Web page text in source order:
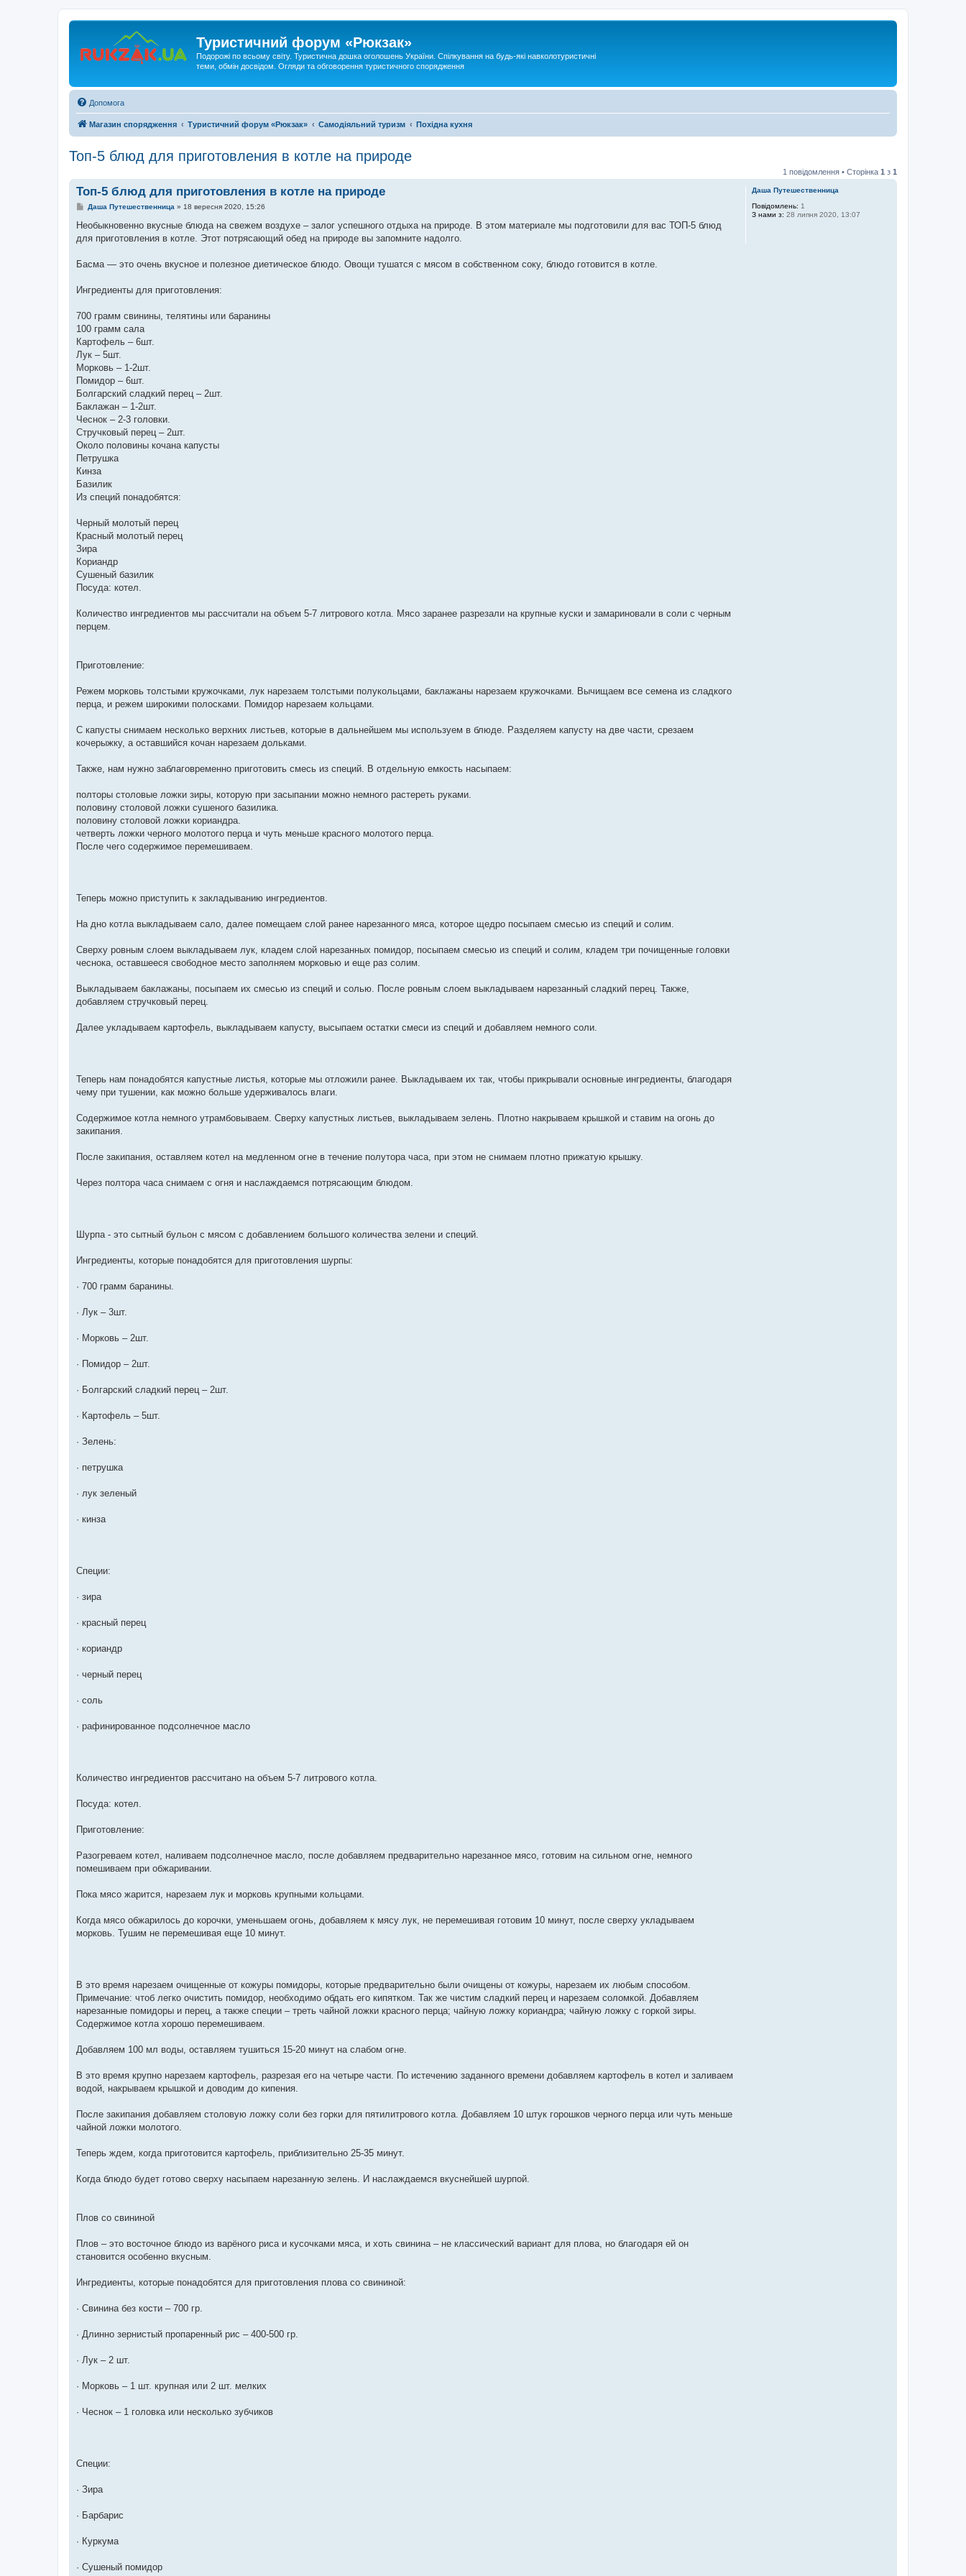
Туристичний форум «Рюкзак»
Подорожі по всьому світу. Туристична дошка оголошень України. Спілкування на будь-які навколотуристичні
теми, обмін досвідом. Огляди та обговорення туристичного спорядження
Допомога
Магазин спорядження Туристичний форум «Рюкзак» Самодіяльний туризм Похідна кухня
Топ-5 блюд для приготовления в котле на природе
1 повідомлення • Сторінка 1 з 1
Даша Путешественница
Повідомлень: 1
З нами з: 28 липня 2020, 13:07
Топ-5 блюд для приготовления в котле на природе
П
в
д
л
н
Даша Путешественница » 18 вересня 2020, 15:26
Необыкновенно вкусные блюда на свежем воздухе – залог успешного отдыха на природе. В этом материале мы подготовили для вас ТОП-5 блюд
для приготовления в котле. Этот потрясающий обед на природе вы запомните надолго.
Басма — это очень вкусное и полезное диетическое блюдо. Овощи тушатся с мясом в собственном соку, блюдо готовится в котле.
Ингредиенты для приготовления:
700 грамм свинины, телятины или баранины
100 грамм сала
Картофель – 6шт.
Лук – 5шт.
Морковь – 1-2шт.
Помидор – 6шт.
Болгарский сладкий перец – 2шт.
Баклажан – 1-2шт.
Чеснок – 2-3 головки.
Стручковый перец – 2шт.
Около половины кочана капусты
Петрушка
Кинза
Базилик
Из специй понадобятся:
Черный молотый перец
Красный молотый перец
Зира
Кориандр
Сушеный базилик
Посуда: котел.
Количество ингредиентов мы рассчитали на объем 5-7 литрового котла. Мясо заранее разрезали на крупные куски и замариновали в соли с черным
перцем.
Приготовление:
Режем морковь толстыми кружочками, лук нарезаем толстыми полукольцами, баклажаны нарезаем кружочками. Вычищаем все семена из сладкого
перца, и режем широкими полосками. Помидор нарезаем кольцами.
С капусты снимаем несколько верхних листьев, которые в дальнейшем мы используем в блюде. Разделяем капусту на две части, срезаем
кочерыжку, а оставшийся кочан нарезаем дольками.
Также, нам нужно заблаговременно приготовить смесь из специй. В отдельную емкость насыпаем:
полторы столовые ложки зиры, которую при засыпании можно немного растереть руками.
половину столовой ложки сушеного базилика.
половину столовой ложки кориандра.
четверть ложки черного молотого перца и чуть меньше красного молотого перца.
После чего содержимое перемешиваем.
Теперь можно приступить к закладыванию ингредиентов.
На дно котла выкладываем сало, далее помещаем слой ранее нарезанного мяса, которое щедро посыпаем смесью из специй и солим.
Сверху ровным слоем выкладываем лук, кладем слой нарезанных помидор, посыпаем смесью из специй и солим, кладем три почищенные головки
чеснока, оставшееся свободное место заполняем морковью и еще раз солим.
Выкладываем баклажаны, посыпаем их смесью из специй и солью. После ровным слоем выкладываем нарезанный сладкий перец. Также,
добавляем стручковый перец.
Далее укладываем картофель, выкладываем капусту, высыпаем остатки смеси из специй и добавляем немного соли.
Теперь нам понадобятся капустные листья, которые мы отложили ранее. Выкладываем их так, чтобы прикрывали основные ингредиенты, благодаря
чему при тушении, как можно больше удерживалось влаги.
Содержимое котла немного утрамбовываем. Сверху капустных листьев, выкладываем зелень. Плотно накрываем крышкой и ставим на огонь до
закипания.
После закипания, оставляем котел на медленном огне в течение полутора часа, при этом не снимаем плотно прижатую крышку.
Через полтора часа снимаем с огня и наслаждаемся потрясающим блюдом.
Шурпа - это сытный бульон с мясом с добавлением большого количества зелени и специй.
Ингредиенты, которые понадобятся для приготовления шурпы:
· 700 грамм баранины.
· Лук – 3шт.
· Морковь – 2шт.
· Помидор – 2шт.
· Болгарский сладкий перец – 2шт.
· Картофель – 5шт.
· Зелень:
· петрушка
· лук зеленый
· кинза
Специи:
· зира
· красный перец
· кориандр
· черный перец
· соль
· рафинированное подсолнечное масло
Количество ингредиентов рассчитано на объем 5-7 литрового котла.
Посуда: котел.
Приготовление:
Разогреваем котел, наливаем подсолнечное масло, после добавляем предварительно нарезанное мясо, готовим на сильном огне, немного
помешиваем при обжаривании.
Пока мясо жарится, нарезаем лук и морковь крупными кольцами.
Когда мясо обжарилось до корочки, уменьшаем огонь, добавляем к мясу лук, не перемешивая готовим 10 минут, после сверху укладываем
морковь. Тушим не перемешивая еще 10 минут.
В это время нарезаем очищенные от кожуры помидоры, которые предварительно были очищены от кожуры, нарезаем их любым способом.
Примечание: чтоб легко очистить помидор, необходимо обдать его кипятком. Так же чистим сладкий перец и нарезаем соломкой. Добавляем
нарезанные помидоры и перец, а также специи – треть чайной ложки красного перца; чайную ложку кориандра; чайную ложку с горкой зиры.
Содержимое котла хорошо перемешиваем.
Добавляем 100 мл воды, оставляем тушиться 15-20 минут на слабом огне.
В это время крупно нарезаем картофель, разрезая его на четыре части. По истечению заданного времени добавляем картофель в котел и заливаем
водой, накрываем крышкой и доводим до кипения.
После закипания добавляем столовую ложку соли без горки для пятилитрового котла. Добавляем 10 штук горошков черного перца или чуть меньше
чайной ложки молотого.
Теперь ждем, когда приготовится картофель, приблизительно 25-35 минут.
Когда блюдо будет готово сверху насыпаем нарезанную зелень. И наслаждаемся вкуснейшей шурпой.
Плов со свининой
Плов – это восточное блюдо из варёного риса и кусочками мяса, и хоть свинина – не классический вариант для плова, но благодаря ей он
становится особенно вкусным.
Ингредиенты, которые понадобятся для приготовления плова со свининой:
· Свинина без кости – 700 гр.
· Длинно зернистый пропаренный рис – 400-500 гр.
· Лук – 2 шт.
· Морковь – 1 шт. крупная или 2 шт. мелких
· Чеснок – 1 головка или несколько зубчиков
Специи:
· Зира
· Барбарис
· Куркума
· Сушеный помидор